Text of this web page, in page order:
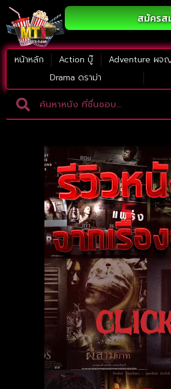
สมัครส
หน้าหลัก Action บู๊ Adventure ผจ
Drama ดราม่า